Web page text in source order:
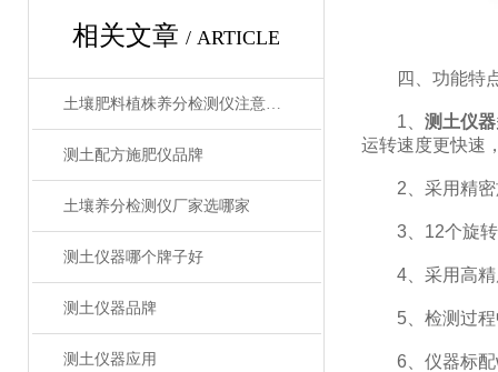
相关文章 / ARTICLE
土壤肥料植株养分检测仪注意事项
测土配方施肥仪品牌
土壤养分检测仪厂家选哪家
测土仪器哪个牌子好
测土仪器品牌
测土仪器应用
四、功能特
1、 测土仪
运转速度更快速
2、采用精密
3、12个旋转
4、采用高精
5、检测过程中
6、仪器标配